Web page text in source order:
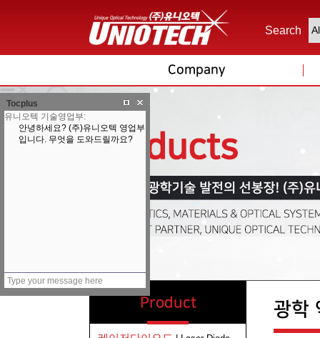
Search
Company
Product 광학
Tocplus